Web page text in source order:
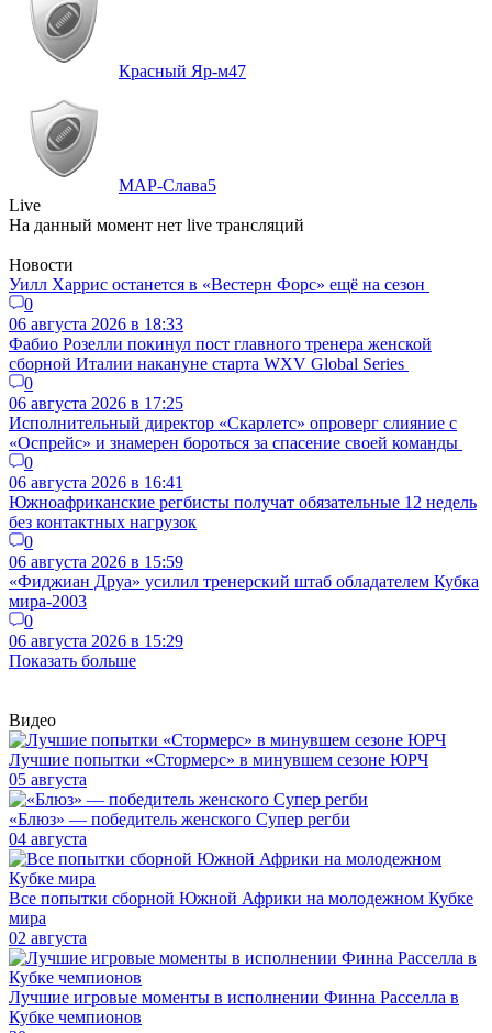
Красный Яр-м47
МАР-Слава5
Live
На данный момент нет live трансляций
Новости
Уилл Харрис останется в «Вестерн Форс» ещё на сезон
0
06 августа 2026 в 18:33
Фабио Розелли покинул пост главного тренера женской
сборной Италии накануне старта WXV Global Series
0
06 августа 2026 в 17:25
Исполнительный директор «Скарлетс» опроверг слияние с
«Оспрейс» и знамерен бороться за спасение своей команды
0
06 августа 2026 в 16:41
Южноафриканские регбисты получат обязательные 12 недель
без контактных нагрузок
0
06 августа 2026 в 15:59
«Фиджиан Друа» усилил тренерский штаб обладателем Кубка
мира-2003
0
06 августа 2026 в 15:29
Показать больше
Видео
Лучшие попытки «Стормерс» в минувшем сезоне ЮРЧ
05 августа
«Блюз» — победитель женского Супер регби
04 августа
Все попытки сборной Южной Африки на молодежном Кубке
мира
02 августа
Лучшие игровые моменты в исполнении Финна Расселла в
Кубке чемпионов